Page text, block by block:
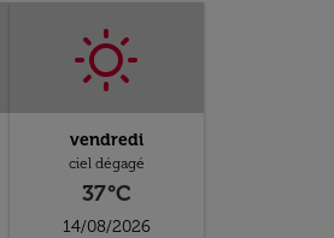
vendredi
ciel dégagé
37°C
14/08/2026